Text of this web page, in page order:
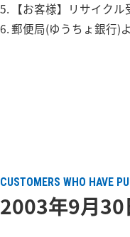
【お客様】リサイク
郵便局(ゆうちょ銀行)
CUSTOMERS WHO HAVE
2003年9月30